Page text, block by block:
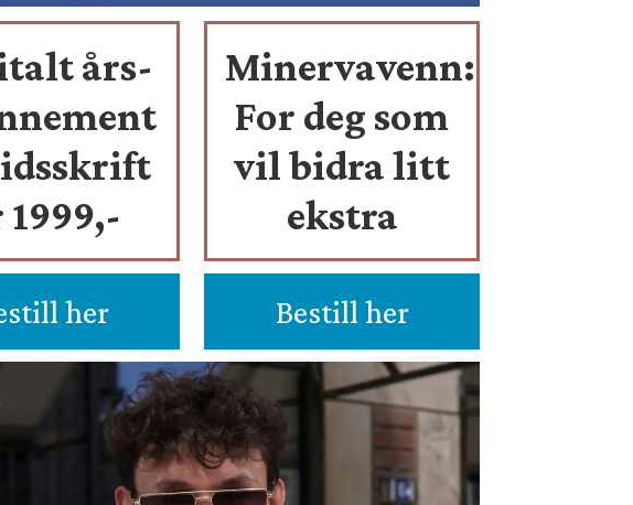
års-
her
Minervavenn:
For deg som
vil bidra litt
ekstra
Bestill her